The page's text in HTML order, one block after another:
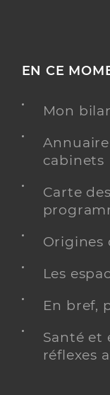
EN CE
Mon
cabinets
Carte
Origines
Les
En bref,
Santé et
réflexes